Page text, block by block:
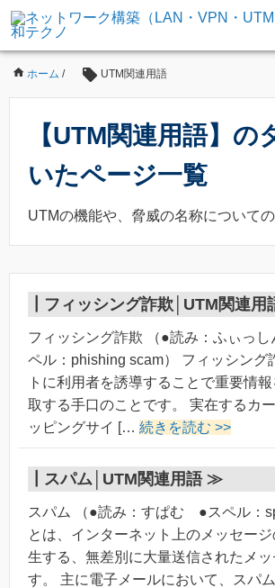
ホーム / UTM関連用語
【UTM関連用語】の
いたページ一覧
UTMの機能や、脅威の名称について
フィッシング詐欺│UTM関連
フィッシング詐欺 （●読み：ふぃっ
ペル：phishing scam） フィッシング
トに利用者を誘導することで重要情
取する手口のことです。 実在するカ
ッピングサイ [… 続きを読む >>
スパム│UTM関連用語 ≫
スパム （●読み：すぱむ ●スペル：
とは、インターネット上のメッセー
生する、無差別に大量送信されたメ
す。 主に電子メールにおいて、スパ